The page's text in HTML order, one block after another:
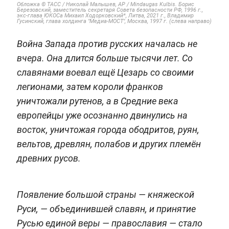
Обложка © ТАСС / Николай Малышев, AP / Mindaugas Kulbis. Борис
Березовский, заместитель секретаря Совета безопасности РФ, 1996 г.,
экс-глава ЮКОСа Михаил Ходорковский*, Литва, 2021 г., Владимир
Гусинский, глава холдинга "Медиа-МОСТ", Москва, 1997 г. (слева направо)
Война Запада против русских началась не
вчера. Она длится больше тысячи лет. Со
славянами воевал ещё Цезарь со своими
легионами, затем короли франков
уничтожали рутенов, а в Средние века
европейцы уже осознанно двинулись на
восток, уничтожая города ободритов, руян,
вельтов, древлян, полабов и других племён
древних русов.
Появление большой страны — княжеской
Руси, — объединившей славян, и принятие
Русью единой веры — православия — стало